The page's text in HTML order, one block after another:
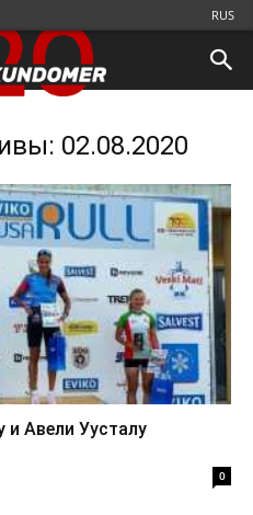
RUS
02.08.2020
и Авели Уусталу
0